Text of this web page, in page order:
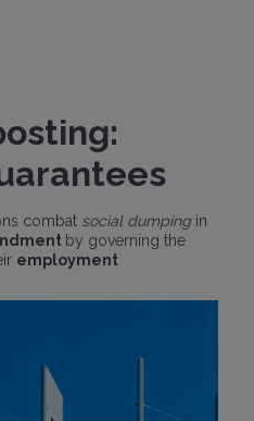
combat social dumping in
by governing the
employment